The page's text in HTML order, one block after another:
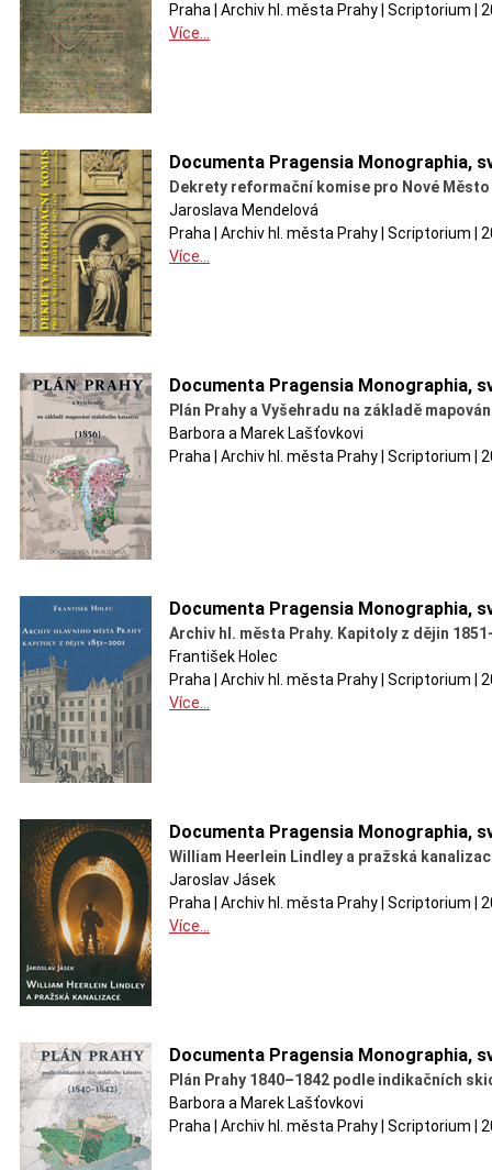
Praha | Archiv hl. města Prahy | Scriptorium |
Více...
Documenta Pragensia Monographia,
Dekrety reformační komise pro Nové
Jaroslava Mendelová
Praha | Archiv hl. města Prahy | Scriptorium |
Více...
Documenta Pragensia Monographia,
Plán Prahy a Vyšehradu na základě
Barbora a Marek Lašťovkovi
Praha | Archiv hl. města Prahy | Scriptorium |
Documenta Pragensia Monographia,
Archiv hl. města Prahy. Kapitoly z dějin
František Holec
Praha | Archiv hl. města Prahy | Scriptorium |
Více...
Documenta Pragensia Monographia,
William Heerlein Lindley a pražská
Jaroslav Jásek
Praha | Archiv hl. města Prahy | Scriptorium |
Více...
Documenta Pragensia Monographia,
Plán Prahy 1840–1842 podle indikačních
Barbora a Marek Lašťovkovi
Praha | Archiv hl. města Prahy | Scriptorium |